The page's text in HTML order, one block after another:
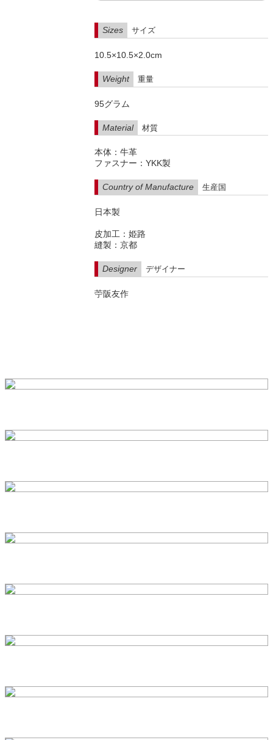
Sizes サイズ
10.5×10.5×2.0cm
Weight 重量
95グラム
Material 材質
本体：牛革
ファスナー：YKK製
Country of Manufacture 生産国
日本製
皮加工：姫路
縫製：京都
Designer デザイナー
苧阪友作